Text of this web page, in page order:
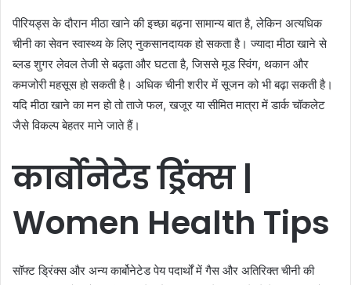
पीरियड्स के दौरान मीठा खाने की इच्छा बढ़ना सामान्य बात है, लेकिन अत्यधिक
चीनी का सेवन स्वास्थ्य के लिए नुकसानदायक हो सकता है। ज्यादा मीठा खाने से
ब्लड शुगर लेवल तेजी से बढ़ता और घटता है, जिससे मूड स्विंग, थकान और
कमजोरी महसूस हो सकती है। अधिक चीनी शरीर में सूजन को भी बढ़ा सकती है।
यदि मीठा खाने का मन हो तो ताजे फल, खजूर या सीमित मात्रा में डार्क चॉकलेट
जैसे विकल्प बेहतर माने जाते हैं।
कार्बोनेटेडड्रिंक्स |
Women Health Tips
सॉफ्ट ड्रिंक्स और अन्य कार्बोनेटेड पेय पदार्थों में गैस और अतिरिक्त चीनी की